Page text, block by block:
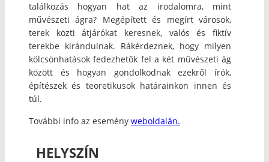
találkozás hogyan hat az irodalomra, mint
művészeti ágra? Megépített és megírt városok,
terek közti átjárókat keresnek, valós és fiktív
terekbe kirándulnak. Rákérdeznek, hogy milyen
kölcsönhatások fedezhetők fel a két művészeti ág
között és hogyan gondolkodnak ezekről írók,
építészek és teoretikusok határainkon innen és
túl.
További info az esemény weboldalán.
HELYSZÍN